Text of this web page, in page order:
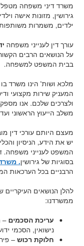
משרד דיני משפחה מטפל
גירושין, מזונות אישה
ילדים, משמרות משותפות
עורך דין לענייני משפחה
על הנושאים הרבים
בבית המשפט למשפחה.
מלכא ושות' הינו משרד בו
המעניק שירות מקצועי
ולצרכים שלכם. אנו
משלב הייעוץ הראשוני
מעצם היותם עורכי דין
יש את הידע, הניסיון
המשפט לענייני משפחה.
בסוגיות של גירושין.
הרבניים בכל הערכאות
להלן הנושאים
ממשרדנו:
עריכת הסכמים –
נישואין, הסכמי
חלוקת רכוש –